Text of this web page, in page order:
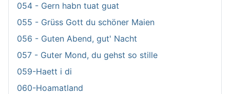
054 - Gern habn tuat guat
055 - Grüss Gott du schöner Maien
056 - Guten Abend, gut' Nacht
057 - Guter Mond, du gehst so stille
059-Haett i di
060-Hoamatland